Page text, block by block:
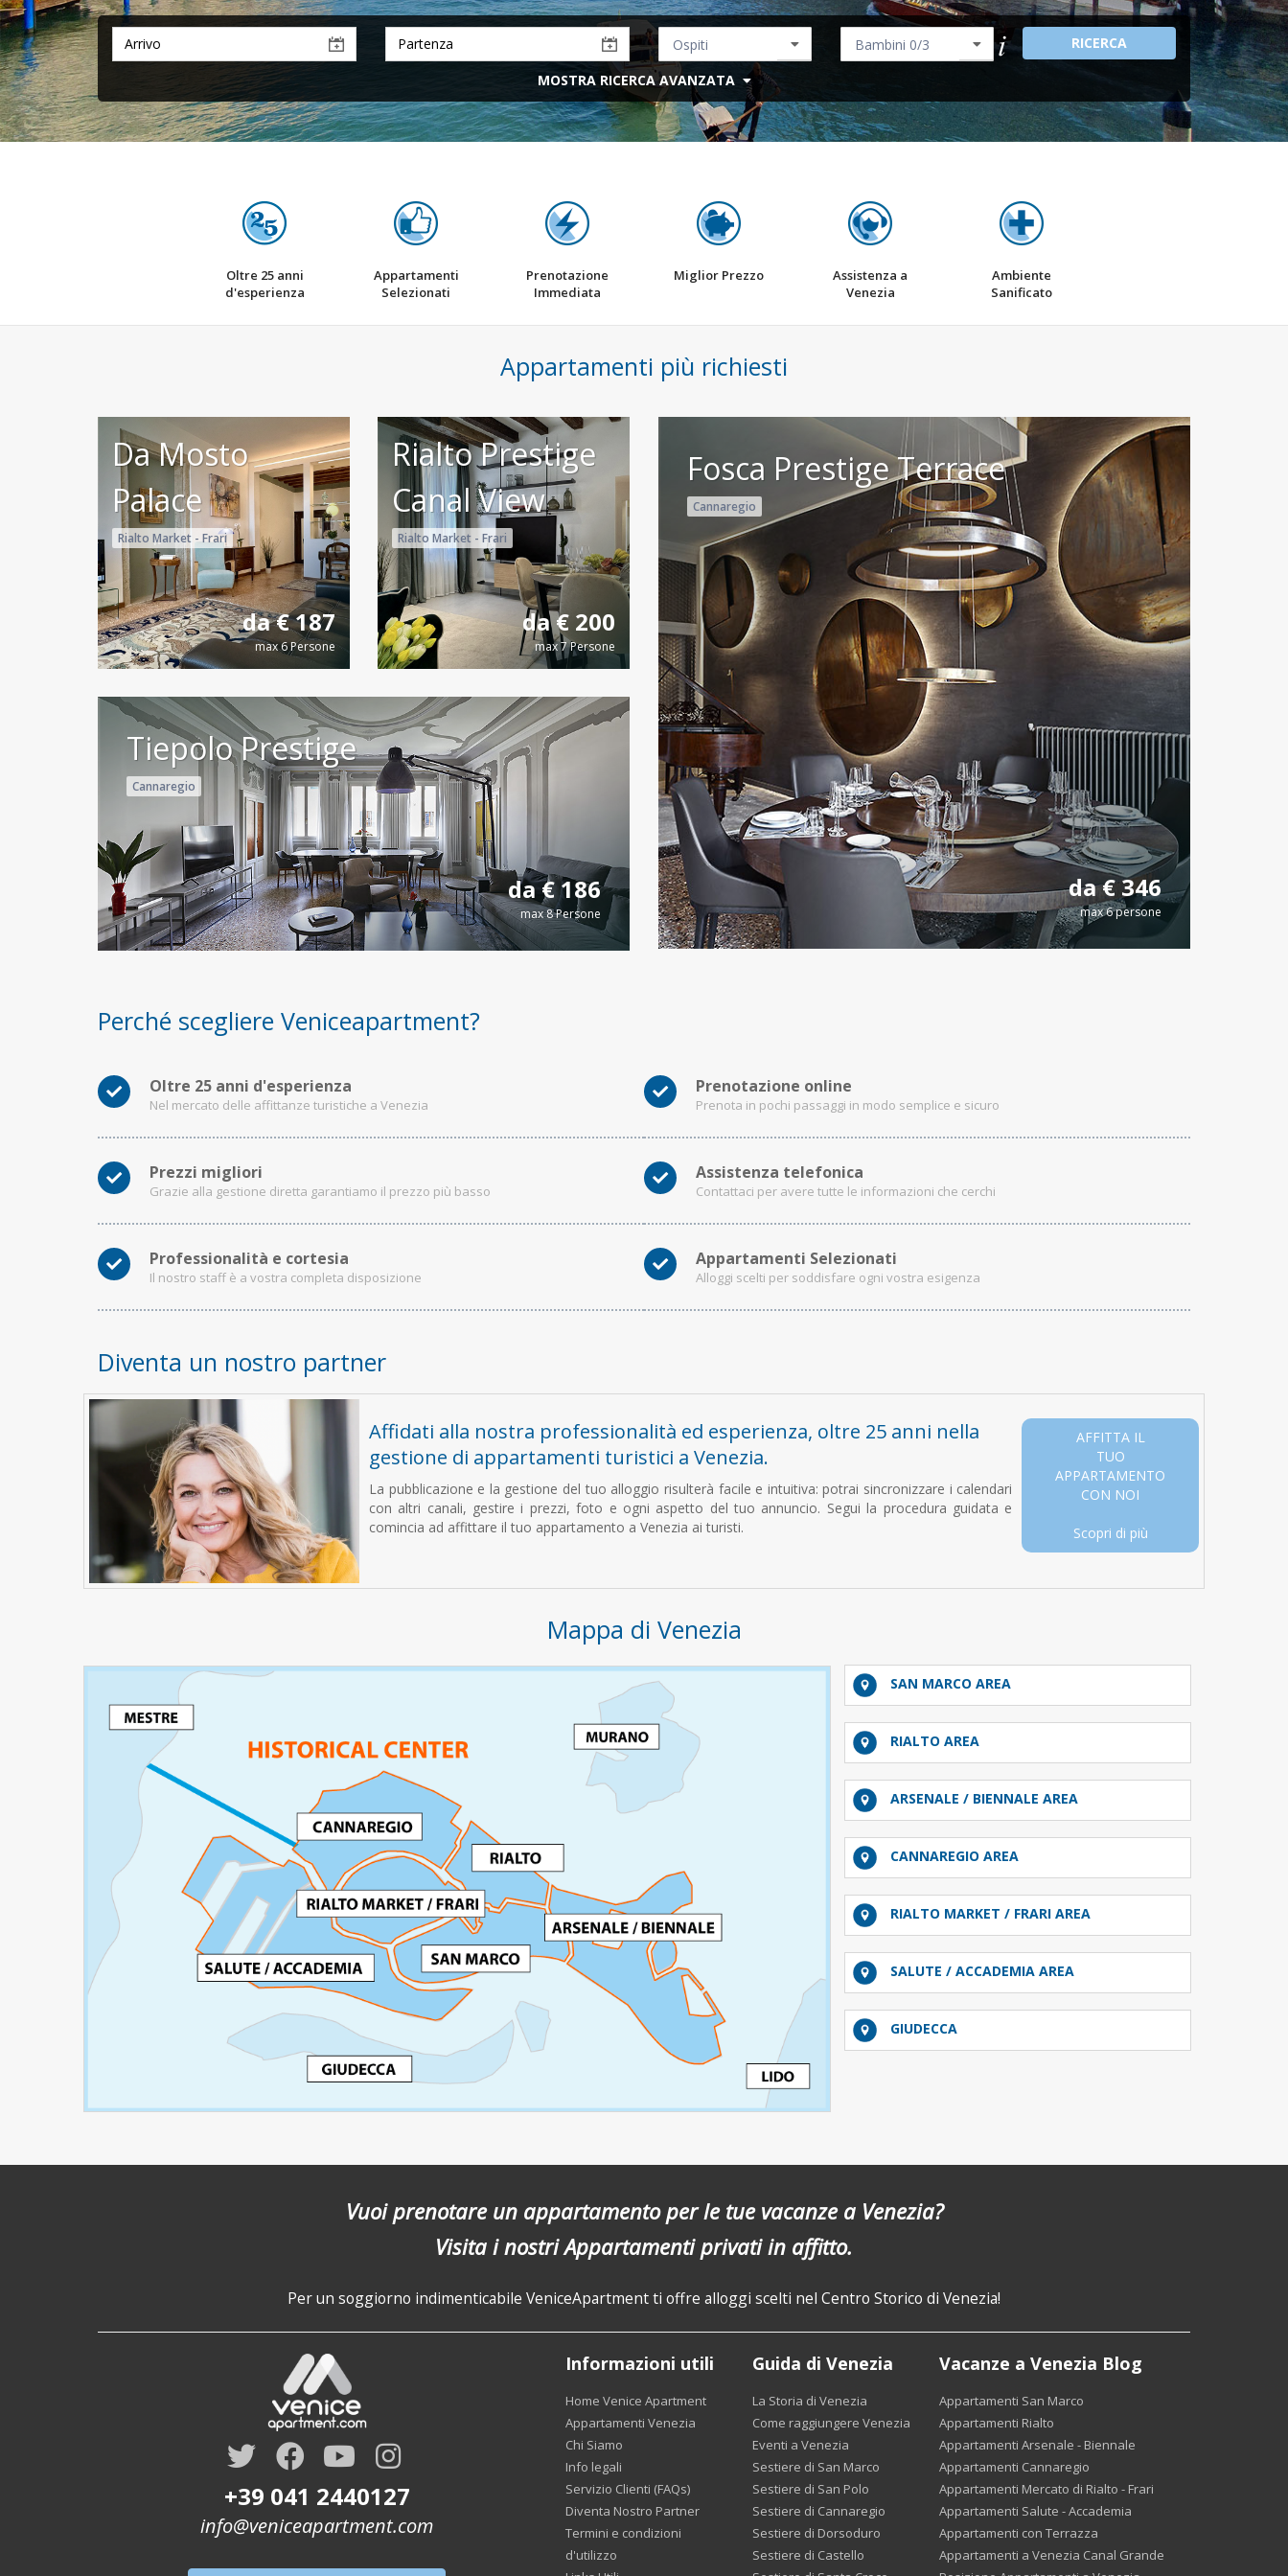
RICERCA
MOSTRA RICERCA AVANZATA
Oltre 25 anni
d'esperienza
Appartamenti
Selezionati
Prenotazione
Immediata
Miglior Prezzo
Assistenza a
Venezia
Ambiente
Sanificato
Appartamenti più richiesti
Da Mosto
Palace
Rialto Market - Frari
da € 187
max 6 Persone
Rialto Prestige
Canal View
Rialto Market - Frari
da € 200
max 7 Persone
Fosca Prestige Terrace
Cannaregio
da € 346
max 6 persone
Tiepolo Prestige
Cannaregio
da € 186
max 8 Persone
Perché scegliere Veniceapartment?
Oltre 25 anni d'esperienza
Nel mercato delle affittanze turistiche a Venezia
Prenotazione online
Prenota in pochi passaggi in modo semplice e sicuro
Prezzi migliori
Grazie alla gestione diretta garantiamo il prezzo più basso
Assistenza telefonica
Contattaci per avere tutte le informazioni che cerchi
Professionalità e cortesia
Il nostro staff è a vostra completa disposizione
Appartamenti Selezionati
Alloggi scelti per soddisfare ogni vostra esigenza
Diventa un nostro partner
Affidati alla nostra professionalità ed esperienza, oltre 25 anni nella
gestione di appartamenti turistici a Venezia.
La pubblicazione e la gestione del tuo alloggio risulterà facile e intuitiva: potrai sincronizzare i calendari
con altri canali, gestire i prezzi, foto e ogni aspetto del tuo annuncio. Segui la procedura guidata e
comincia ad affittare il tuo appartamento a Venezia ai turisti.
AFFITTA IL
TUO
APPARTAMENTO
CON NOI
Scopri di più
Mappa di Venezia
SAN MARCO AREA
RIALTO AREA
ARSENALE / BIENNALE AREA
CANNAREGIO AREA
RIALTO MARKET / FRARI AREA
SALUTE / ACCADEMIA AREA
GIUDECCA
Vuoi prenotare un appartamento per le tue vacanze a Venezia?
Visita i nostri Appartamenti privati in affitto.
Per un soggiorno indimenticabile VeniceApartment ti offre alloggi scelti nel Centro Storico di Venezia!
+39 041 2440127
info@veniceapartment.com
Informazioni utili
Home Venice Apartment
Appartamenti Venezia
Chi Siamo
Info legali
Servizio Clienti (FAQs)
Diventa Nostro Partner
Termini e condizioni
d'utilizzo
Guida di Venezia
La Storia di Venezia
Come raggiungere Venezia
Eventi a Venezia
Sestiere di San Marco
Sestiere di San Polo
Sestiere di Cannaregio
Sestiere di Dorsoduro
Sestiere di Castello
Vacanze a Venezia Blog
Appartamenti San Marco
Appartamenti Rialto
Appartamenti Arsenale - Biennale
Appartamenti Cannaregio
Appartamenti Mercato di Rialto - Frari
Appartamenti Salute - Accademia
Appartamenti con Terrazza
Appartamenti a Venezia Canal Grande